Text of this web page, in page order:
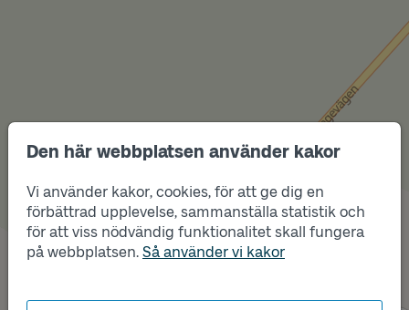
Den här webbplatsen använder kakor
Vi använder kakor, cookies, för att ge dig en
förbättrad upplevelse, sammanställa statistik och
för att viss nödvändig funktionalitet skall fungera
på webbplatsen. Så använder vi kakor
Läge
A
Läge
B